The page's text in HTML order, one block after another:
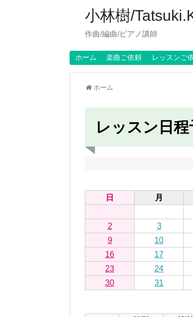
小林樹/
作曲/編曲/ピアノ講師
ホーム 楽曲ご依頼 レッスンご
ホーム
レッスン日程
日 月
2
3
9
10
16
17
23
24
30
31